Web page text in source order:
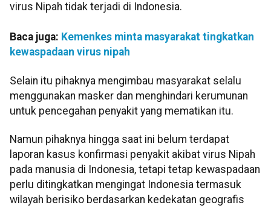
virus Nipah tidak terjadi di Indonesia.
Baca juga: Kemenkes minta masyarakat tingkatkan
kewaspadaan virus nipah
Selain itu pihaknya mengimbau masyarakat selalu
menggunakan masker dan menghindari kerumunan
untuk pencegahan penyakit yang mematikan itu.
Namun pihaknya hingga saat ini belum terdapat
laporan kasus konfirmasi penyakit akibat virus Nipah
pada manusia di Indonesia, tetapi tetap kewaspadaan
perlu ditingkatkan mengingat Indonesia termasuk
wilayah berisiko berdasarkan kedekatan geografis